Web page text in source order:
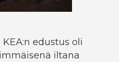
edustus oli
iltana